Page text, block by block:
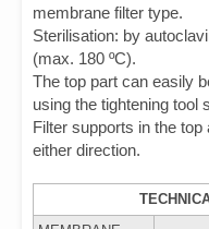
membrane filter type.
Sterilisation: by
(max. 180 ºC).
The top part can easily
using the tightening tool
Filter supports in the
either direction.